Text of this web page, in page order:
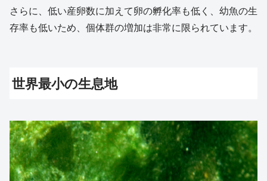
さらに、低い産卵数に加えて卵の孵化率も低く、幼魚の生
存率も低いため、個体群の増加は非常に限られています。
世界最小の生息地